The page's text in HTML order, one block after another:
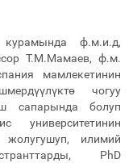
ф.м.и.д,
Т.М.Мамаев, ф.м.
мамлекетинин
чогуу
сапарында болуп
жолугушуп, илимий
PhD